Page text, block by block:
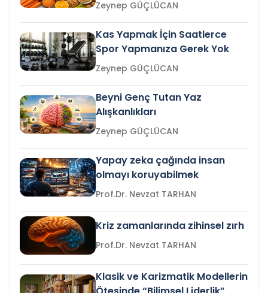
Zeynep GÜÇLÜCAN
Kas Yapmak İçin Saatlerce
Spor Yapmanıza Gerek Yok
Zeynep GÜÇLÜCAN
Beyni Genç Tutan Yaz
Alışkanlıkları
Zeynep GÜÇLÜCAN
Yapay zeka çağında insan
olmayı koruyabilmek
Prof.Dr. Nevzat TARHAN
Kriz zamanlarında zihinsel zırh
Prof.Dr. Nevzat TARHAN
Klasik ve Karizmatik Modellerin